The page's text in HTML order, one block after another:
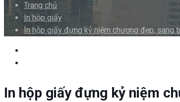
Trang chủ
In hộp giấy
In hộp giấy đựng kỷ niệm chương đẹp, sang
In hộp giấy đựng kỷ niệm